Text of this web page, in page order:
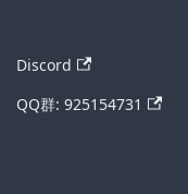
Discord
QQ群: 925154731